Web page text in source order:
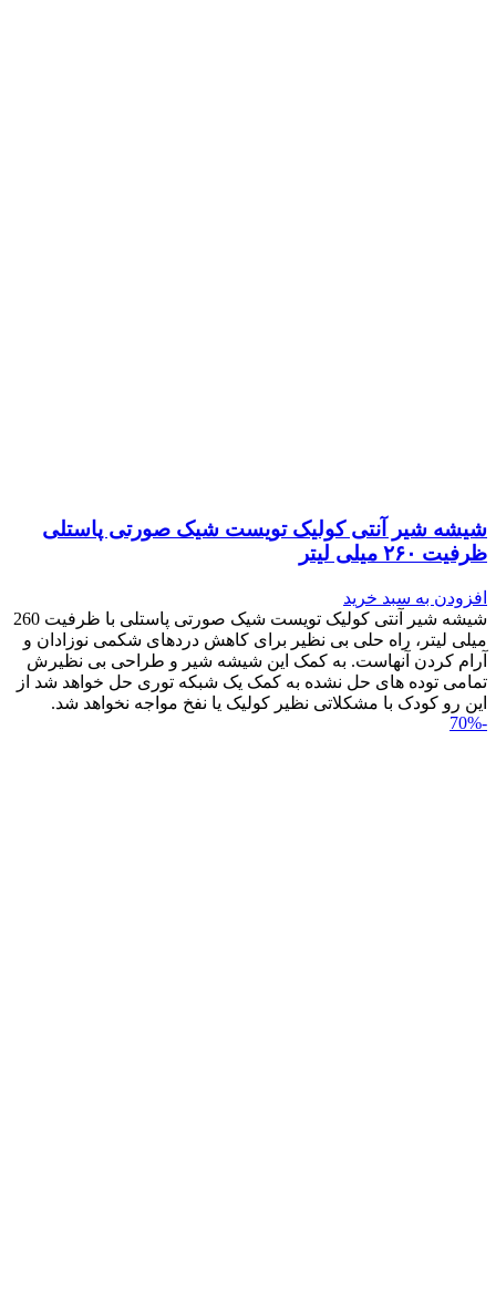
شیشه شیر آنتی کولیک تویست شیک صورتی پاستلی
ظرفیت ۲۶۰ میلی لیتر
افزودن به سبد خرید
شیشه شیر آنتی کولیک تویست شیک صورتی پاستلی با ظرفیت 260
میلی لیتر، راه حلی بی نظیر برای کاهش دردهای شکمی نوزادان و
آرام کردن آنهاست. به کمک این شیشه شیر و طراحی بی نظیرش
تمامی توده های حل نشده به کمک یک شبکه توری حل خواهد شد از
این رو کودک با مشکلاتی نظیر کولیک یا نفخ مواجه نخواهد شد.
-70%